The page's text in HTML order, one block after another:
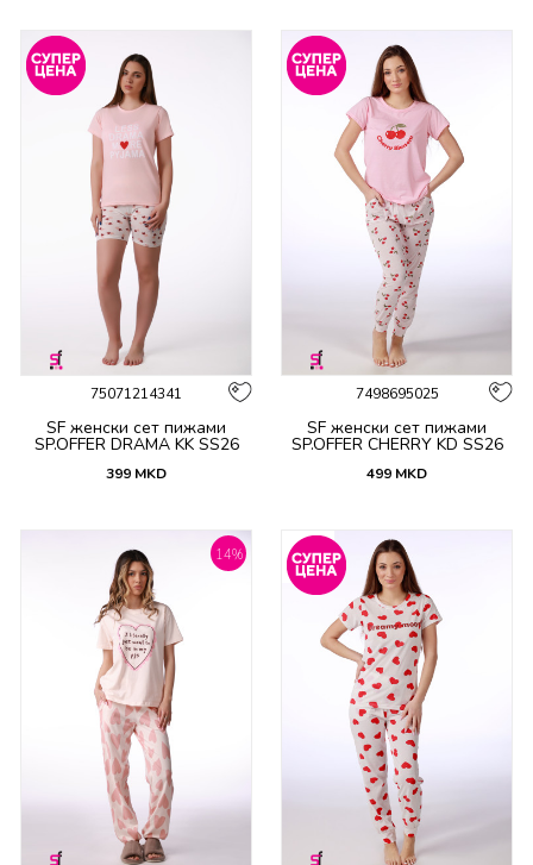
75071214341
SF женски сет пижами
SP.OFFER DRAMA KK SS26
399 MKD
7498695025
SF женски сет пижами
SP.OFFER CHERRY KD SS26
499 MKD
14%